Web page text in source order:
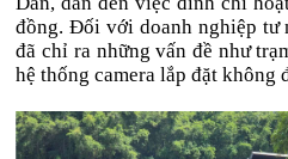
đồng. Đối với doanh nghiệp tư
đã chỉ ra những vấn đề như
hệ thống camera lắp đặt không